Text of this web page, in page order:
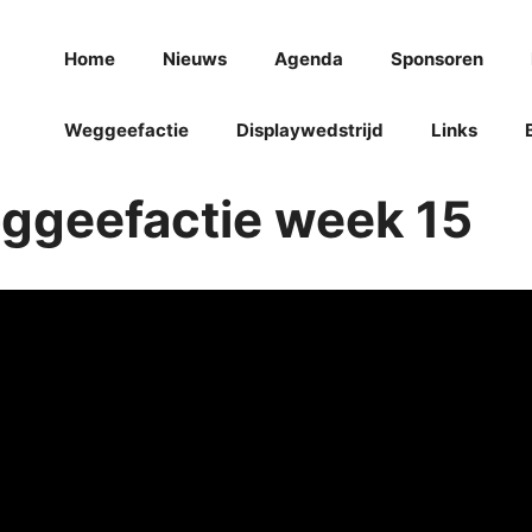
Home Nieuws Agenda Sponsoren
Weggeefactie Displaywedstrijd Links
week 15